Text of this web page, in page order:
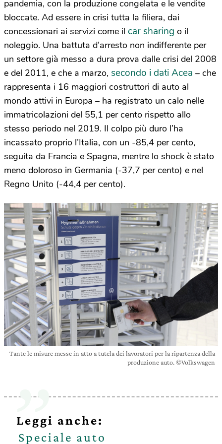
pandemia, con la produzione congelata e le vendite
bloccate. Ad essere in crisi tutta la filiera, dai
concessionari ai servizi come il car sharing o il
noleggio. Una battuta d’arresto non indifferente per
un settore già messo a dura prova dalle crisi del 2008
e del 2011, e che a marzo, secondo i dati Acea – che
rappresenta i 16 maggiori costruttori di auto al
mondo attivi in Europa – ha registrato un calo nelle
immatricolazioni del 55,1 per cento rispetto allo
stesso periodo nel 2019. Il colpo più duro l’ha
incassato proprio l’Italia, con un -85,4 per cento,
seguita da Francia e Spagna, mentre lo shock è stato
meno doloroso in Germania (-37,7 per cento) e nel
Regno Unito (-44,4 per cento).
Tante le misure messe in atto a tutela dei lavoratori per la ripartenza della
produzione auto. ©Volkswagen
Leggi anche:
Speciale auto